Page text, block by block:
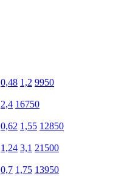
0,48 1,2 9950
2,4 16750
0,62 1,55 12850
1,24 3,1 21500
0,7 1,75 13950